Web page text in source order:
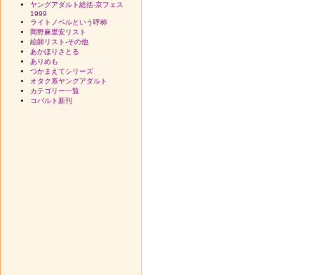
ヤングアダルト総括-京フェス
1999
ライトノベルという呼称
岡野麻里安リスト
絵師リスト-その他
あかほりさとる
ありめも
つかまえてシリーズ
オタク系ヤングアダルト
カテゴリー一覧
コバルト新刊